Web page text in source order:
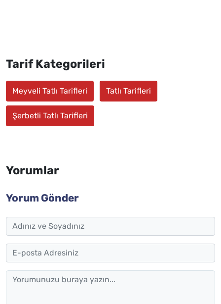
Tarif Kategorileri
Meyveli Tatlı Tarifleri Tatlı Tarifleri
Şerbetli Tatlı Tarifleri
Yorumlar
Yorum Gönder